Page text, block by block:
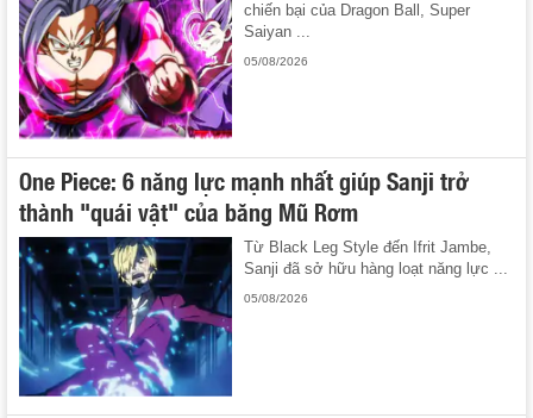
chiến bại của Dragon Ball, Super
Saiyan ...
05/08/2026
One Piece: 6 năng lực mạnh nhất giúp Sanji trở
thành "quái vật" của băng Mũ Rơm
Từ Black Leg Style đến Ifrit Jambe,
Sanji đã sở hữu hàng loạt năng lực ...
05/08/2026